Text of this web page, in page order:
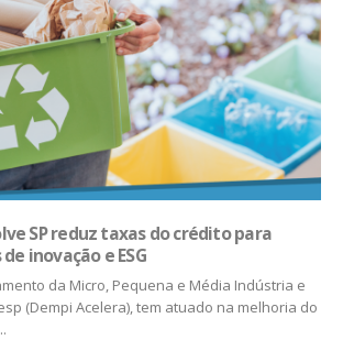
SP reduz taxas do crédito para
inovação e ESG
da Micro, Pequena e Média Indústria e
(Dempi Acelera), tem atuado na melhoria do